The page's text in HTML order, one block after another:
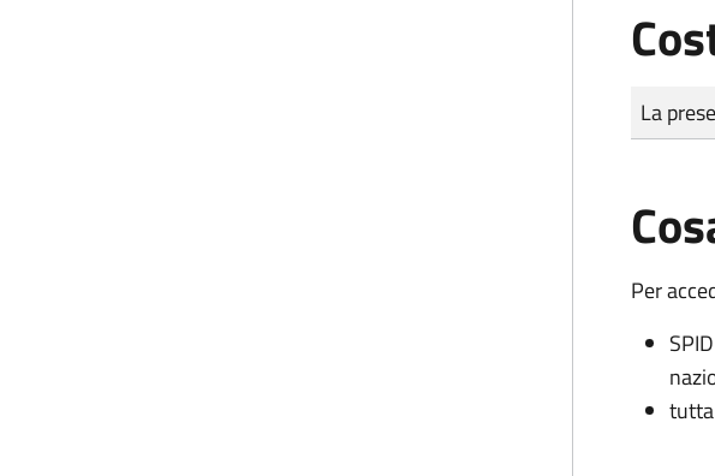
Tipo di
Importo
La
Per